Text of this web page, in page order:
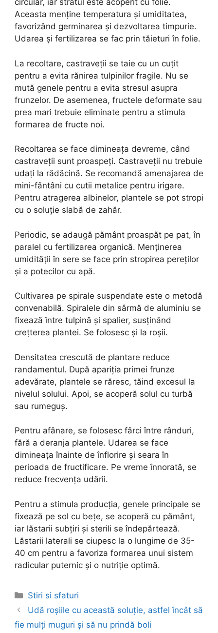
circular, iar stratul este acoperit cu folie.
Aceasta menține temperatura și umiditatea,
favorizând germinarea și dezvoltarea timpurie.
Udarea și fertilizarea se fac prin tăieturi în folie.
La recoltare, castraveții se taie cu un cuțit
pentru a evita rănirea tulpinilor fragile. Nu se
mută genele pentru a evita stresul asupra
frunzelor. De asemenea, fructele deformate sau
prea mari trebuie eliminate pentru a stimula
formarea de fructe noi.
Recoltarea se face dimineața devreme, când
castraveții sunt proaspeți. Castraveții nu trebuie
udați la rădăcină. Se recomandă amenajarea de
mini-fântâni cu cutii metalice pentru irigare.
Pentru atragerea albinelor, plantele se pot stropi
cu o soluție slabă de zahăr.
Periodic, se adaugă pământ proaspăt pe pat, în
paralel cu fertilizarea organică. Menținerea
umidității în sere se face prin stropirea pereților
și a potecilor cu apă.
Cultivarea pe spirale suspendate este o metodă
convenabilă. Spiralele din sârmă de aluminiu se
fixează între tulpină și spalier, susținând
crețterea plantei. Se folosesc și la roșii.
Densitatea crescută de plantare reduce
randamentul. După apariția primei frunze
adevărate, plantele se răresc, tăind excesul la
nivelul solului. Apoi, se acoperă solul cu turbă
sau rumeguș.
Pentru afânare, se folosesc fârci între rânduri,
fără a deranja plantele. Udarea se face
dimineața înainte de înflorire și seara în
perioada de fructificare. Pe vreme înnorată, se
reduce frecvența udării.
Pentru a stimula producția, genele principale se
fixează pe sol cu bețe, se acoperă cu pământ,
iar lăstarii subțiri și sterili se îndepărtează.
Lăstarii laterali se ciupesc la o lungime de 35-
40 cm pentru a favoriza formarea unui sistem
radicular puternic și o nutriție optimă.
Categories
Stiri si sfaturi
Post
navigation
Udă roșiile cu această soluție, astfel încât să
fie mulți muguri și să nu prindă boli